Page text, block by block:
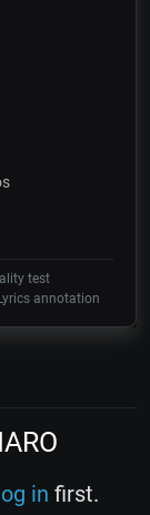
test
annotation
in first.